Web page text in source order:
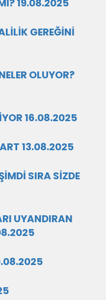
19.08.2025
GEREĞİNİ
OLUYOR?
16.08.2025
13.08.2025
SIRA SİZDE
UYANDIRAN